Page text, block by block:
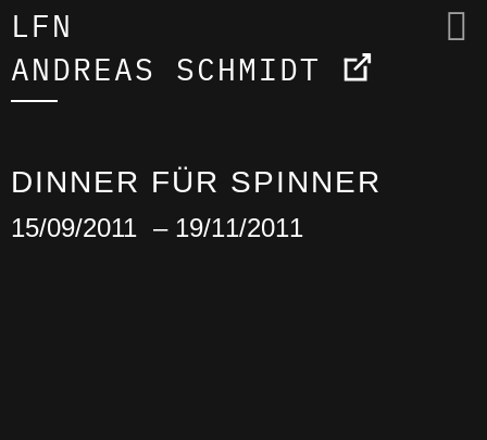
LFN
ANDREAS SCHMIDT
DINNER FÜR SPINNER
15/09/2011 – 19/11/2011